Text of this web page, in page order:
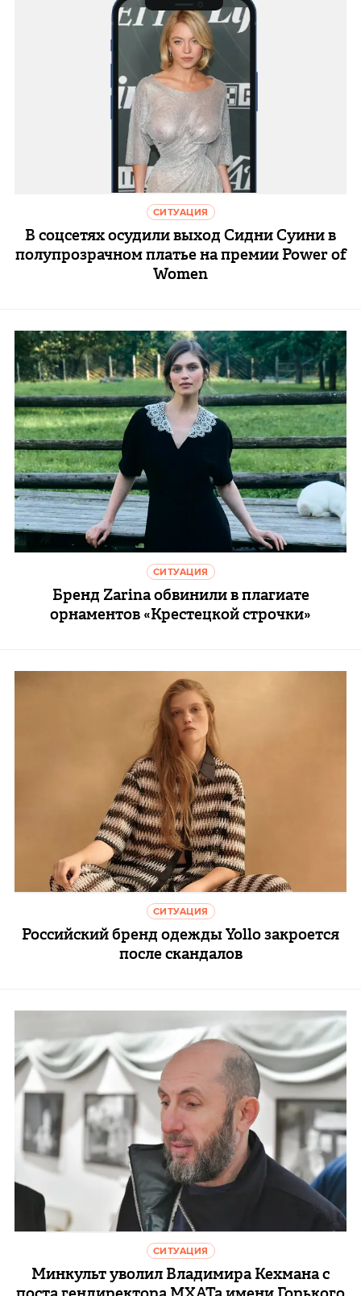
СИТУАЦИЯ
В соцсетях осудили выход Сидни Суини в
полупрозрачном платье на премии Power of
Women
СИТУАЦИЯ
Бренд Zarina обвинили в плагиате
орнаментов «Крестецкой строчки»
СИТУАЦИЯ
Российский бренд одежды Yollo закроется
после скандалов
СИТУАЦИЯ
Минкульт уволил Владимира Кехмана с